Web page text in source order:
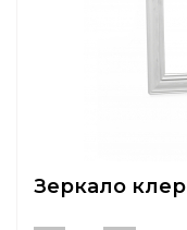
Зеркало клер